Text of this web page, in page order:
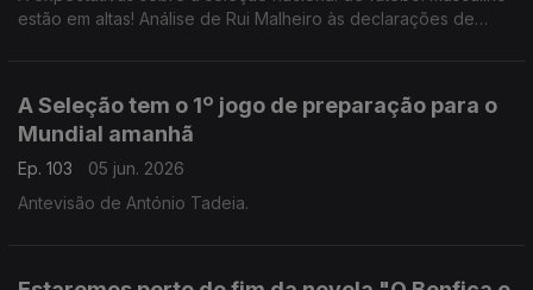
estão em altas! Análise de Rui Malheiro às declarações de
A Seleção tem o 1º jogo de preparação para o
Mundial amanhã
Ep. 103
05 jun. 2026
Antevisão de António Tadeia.